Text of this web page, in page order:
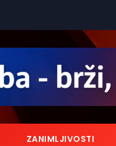
ZANIMLJIVOSTI